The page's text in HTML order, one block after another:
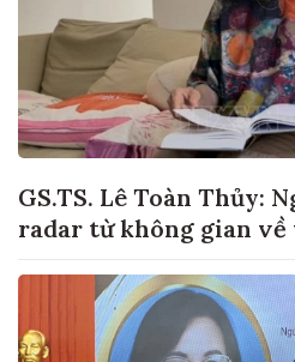
GS.TS. Lê Toàn Thủy:
radar từ không gian về